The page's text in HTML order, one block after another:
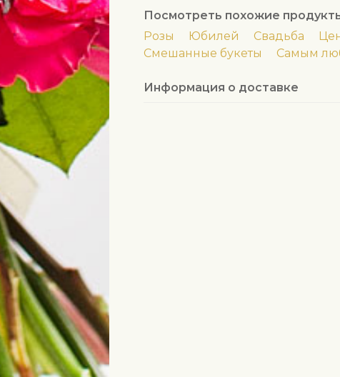
Посмотреть похожие
Розы
Юбилей Свадьба
Смешанные букеты
Самым
Информация о доставке